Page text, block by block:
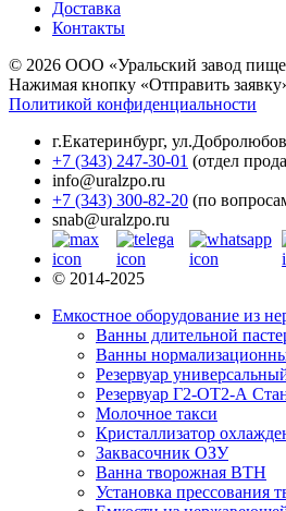
Доставка
Контакты
© 2026 ООО «Уральский завод
Нажимая кнопку «Отправить
Политикой конфиденциальности
г.Екатеринбург,
+7 (343) 247-30-01 (отдел
info@uralzpo.ru
+7 (343) 300-82-20 (по
snab@uralzpo.ru
© 2014-2025
Емкостное оборудование из
Ванны длительной
Ванны
Резервуар
Резервуар Г2-ОТ2-А
Молочное такси
Кристаллизатор
Заквасочник ОЗУ
Ванна творожная ВТН
Установка прессования